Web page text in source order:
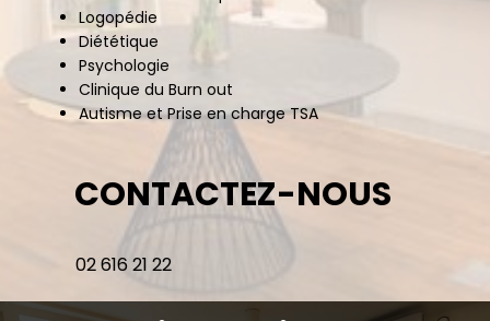
Logopédie
Diététique
Psychologie
Clinique du Burn out
Autisme et Prise en charge TSA
CONTACTEZ-NOUS
02 616 21 22
Chaussée de Mons 102,